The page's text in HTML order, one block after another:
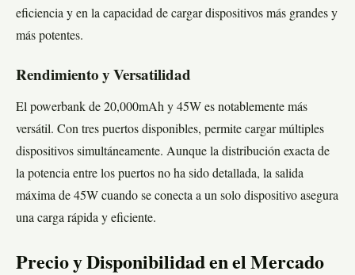
eficiencia y en la capacidad de cargar dispositivos más grandes y
más potentes.
Rendimiento y Versatilidad
El powerbank de 20,000mAh y 45W es notablemente más
versátil. Con tres puertos disponibles, permite cargar múltiples
dispositivos simultáneamente. Aunque la distribución exacta de
la potencia entre los puertos no ha sido detallada, la salida
máxima de 45W cuando se conecta a un solo dispositivo asegura
una carga rápida y eficiente.
Precio y Disponibilidad en el Mercado